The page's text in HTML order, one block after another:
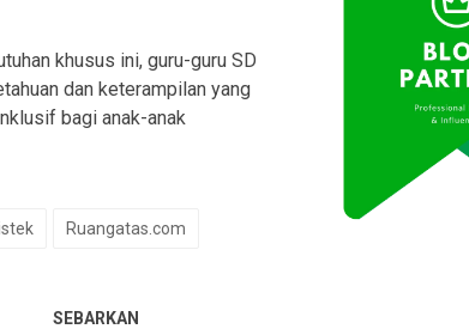
khusus ini, guru-guru SD
dan keterampilan yang
bagi anak-anak
Ruangatas.com
SEBARKAN